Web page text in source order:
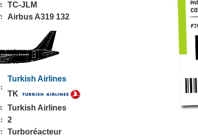
TC-JLM
Airbus A319 132
Turkish Airlines
TK
Turkish Airlines
2
Turboréacteur